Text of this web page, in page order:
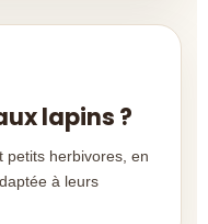
lapins ?
petits herbivores, en
à leurs